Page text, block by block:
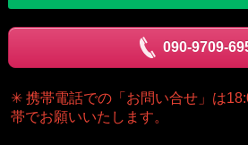
090-9709-
✳︎ 携帯電話での「お問い合せ」は
帯でお願いいたします。